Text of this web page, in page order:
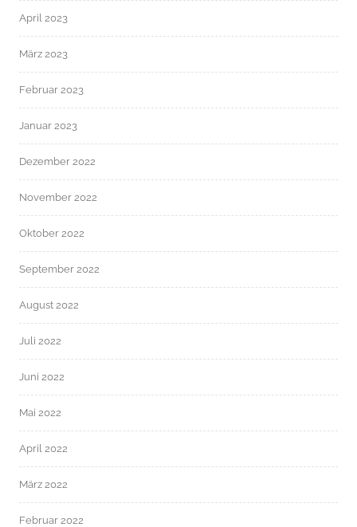
April 2023
März 2023
Februar 2023
Januar 2023
Dezember 2022
November 2022
Oktober 2022
September 2022
August 2022
Juli 2022
Juni 2022
Mai 2022
April 2022
März 2022
Februar 2022